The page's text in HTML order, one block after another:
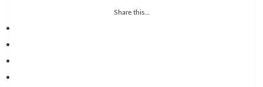
Share this...